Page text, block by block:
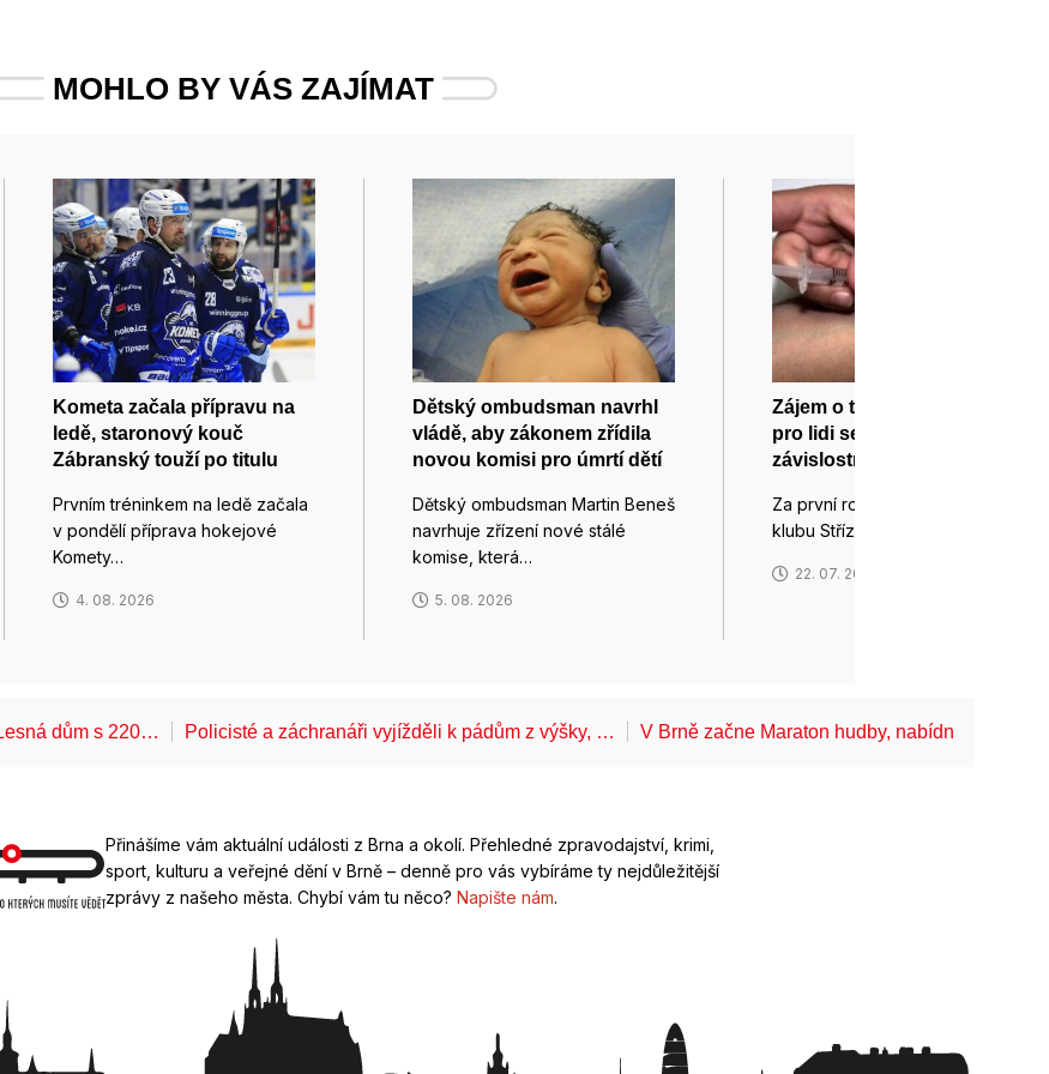
MOHLO BY VÁS ZAJÍMAT
Kometa začala přípravu na
ledě, staronový kouč
Zábranský touží po titulu
Prvním tréninkem na ledě začala
v pondělí příprava hokejové
Komety…
4. 08. 2026
Dětský ombudsman navrhl
vládě, aby zákonem zřídila
novou komisi pro úmrtí dětí
Dětský ombudsman Martin Beneš
navrhuje zřízení nové stálé
komise, která…
5. 08. 2026
Zájem o takzvaný peer klub
pro lidi se zkušeností se
závislostmi v Brně roste
Za první rok od otevření peer
klubu Střízlík v Brně,…
22. 07. 2026
dům s 220… Policisté a záchranáři vyjížděli k pádům z výšky, … V Brně začne Maraton hudby, nabídne
Přinášíme vám aktuální události z Brna a okolí. Přehledné zpravodajství, krimi,
sport, kulturu a veřejné dění v Brně – denně pro vás vybíráme ty nejdůležitější
zprávy z našeho města. Chybí vám tu něco? Napište nám.